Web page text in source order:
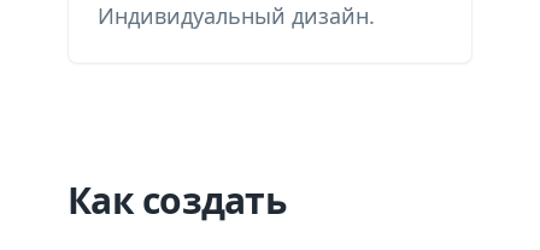
Индивидуальный дизайн.
Как создать